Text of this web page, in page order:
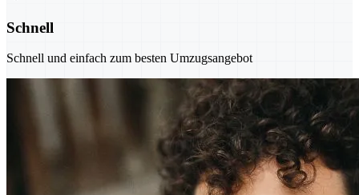
Schnell
Schnell und einfach zum besten Umzugsangebot